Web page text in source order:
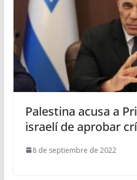
Palestina acusa a
israelí de aprobar
8 de septiembre de 2022